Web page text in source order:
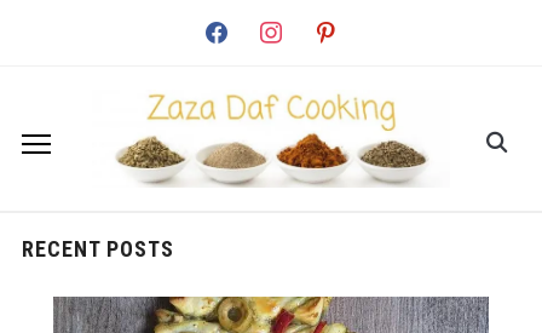
facebook instagrampinterest
RECENT POSTS